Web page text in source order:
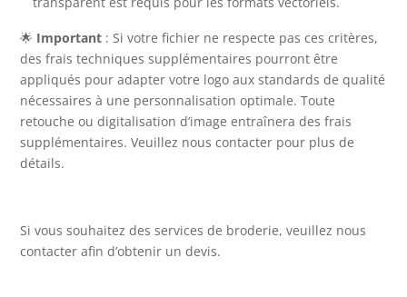
🌟 Important : Si votre fichier ne respecte pas ces critères,
des frais techniques supplémentaires pourront être
appliqués pour adapter votre logo aux standards de qualité
nécessaires à une personnalisation optimale. Toute
retouche ou digitalisation d’image entraînera des frais
supplémentaires. Veuillez nous contacter pour plus de
détails.
Si vous souhaitez des services de broderie, veuillez nous
contacter afin d’obtenir un devis.